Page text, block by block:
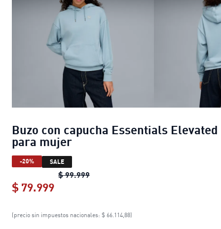
Buzo con capucha Essentials Elevated
para mujer
-20% SALE
$ 99.999Buzo con capucha Essentials
$ 79.999
Buzo con capucha Essentials
(precio sin impuestos nacionales: $ 66.114,88)